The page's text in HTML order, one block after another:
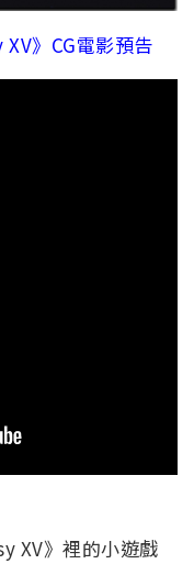
》CG電影預告
XV》裡的小遊戲